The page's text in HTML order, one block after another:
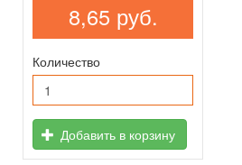
8,65 руб.
Количество
Добавить в корзину